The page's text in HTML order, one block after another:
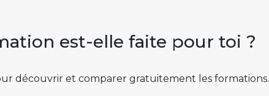
est-elle faite pour toi ?
découvrir et comparer gratuitement les formations.